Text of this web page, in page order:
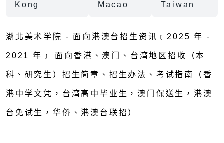
Kong Macao Taiwan
湖北美术学院 - 面向港澳台招生资讯﹝2025 年 -
2021 年﹞ 面向香港、澳门、台湾地区招收（本
科、研究生）招生简章、招生办法、考试指南（香
港中学文凭，台湾高中毕业生，澳门保送生，港澳
台免试生，华侨、港澳台联招）